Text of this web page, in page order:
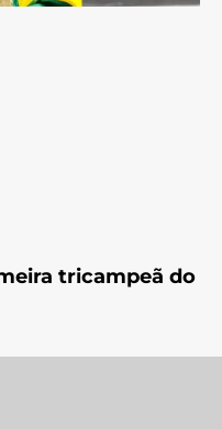
tricampeã do